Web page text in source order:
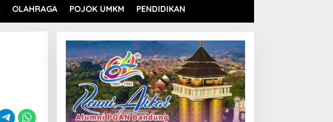
OLAHRAGA POJOK UMKM PENDIDIKAN